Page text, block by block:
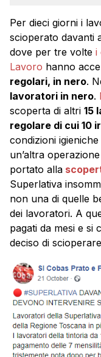
Per dieci giorni i
scioperato davanti
dove per tre volte i
Lavoro hanno
regolari, in nero.
lavoratori in nero.
scoperta di altri 15
regolare di cui 10
condizioni
un’altra
portato alla
Superlativa
non una di quelle
dei lavoratori. A
pagati da mesi e si
deciso di